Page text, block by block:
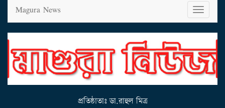
T
o
g
g
l
g
a
t
i
o
n
Magura News
প্রতিষ্ঠাতাঃ ডা.রাহুল মিত্র